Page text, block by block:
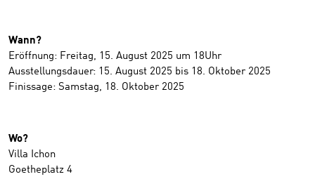
Wann?
Eröffnung: Freitag, 15. August 2025 um 18Uhr
Ausstellungsdauer: 15. August 2025 bis 18. Oktober 2025
Finissage: Samstag, 18. Oktober 2025
Wo?
Villa Ichon
Goetheplatz 4